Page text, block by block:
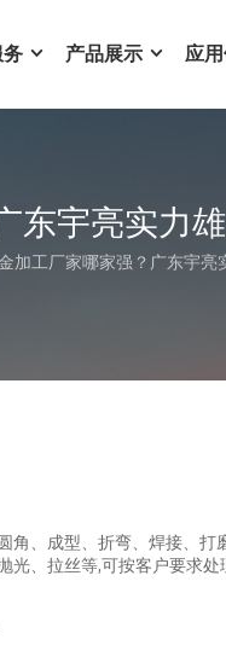
务 产品展示 应
宇亮实力
加工厂家哪家强？广东宇亮
角、成型、折弯、焊接、打
光、拉丝等,可按客户要求处